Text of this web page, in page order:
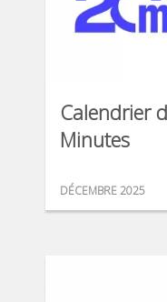
Calendrier
Minutes
DÉCEMBRE 2025